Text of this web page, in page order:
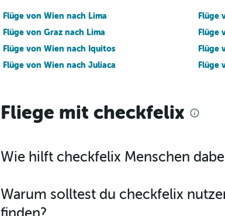
Flüge von Wien nach Lima Flüge
Flüge von Graz nach Lima
Flüge
Flüge von Wien nach Iquitos
Flüge
Flüge von Wien nach Juliaca
Flüge
Fliege mit checkfelix
Wie hilft checkfelix Menschen
Warum solltest du checkfelix